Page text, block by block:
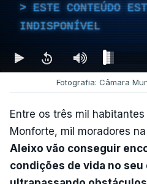
ESTE CONTEÚDO
INDISPONÍVEL
Fotografia: Câmara
Entre os três mil
Monforte, mil moradores na
Aleixo vão conseguir
condições de vida no seu